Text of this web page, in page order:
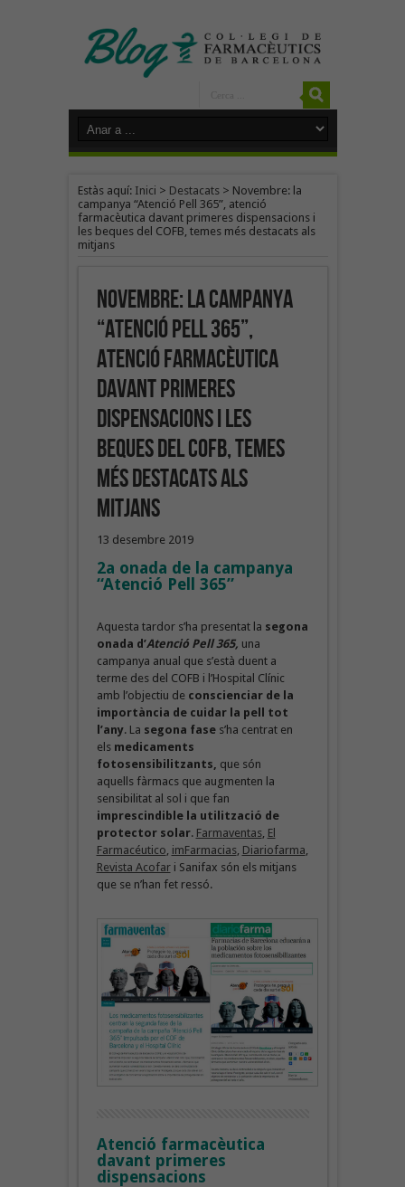
Estàs aquí: Inici > Destacats> Novembre: la
campanya “Atenció Pell 365”, atenció
farmacèutica davant primeres dispensacions i
les beques del COFB, temes més destacats als
mitjans
Novembre: la campanya
“Atenció Pell 365”,
atenció farmacèutica
davant primeres
dispensacions i les
beques del COFB, temes
més destacats als
mitjans
13 desembre 2019
2a onada de la campanya
“Atenció Pell 365”
Aquesta tardor s’ha presentat la segona
onada d’Atenció Pell 365, una
campanya anual que s’està duent a
terme des del COFB i l’Hospital Clínic
amb l’objectiu de conscienciar de la
importància de cuidar la pell tot
l’any. La segona fases’ha centrat en
els medicaments
fotosensibilitzants, que són
aquells fàrmacs que augmenten la
sensibilitat al sol i que fan
imprescindible la utilització de
protector solar. Farmaventas, El
Farmacéutico imFarmacias, Diariofarma
Revista Acofari Sanifax són els mitjans
que se n’han fet ressó.
Atenció farmacèutica
davant primeres
dispensacions